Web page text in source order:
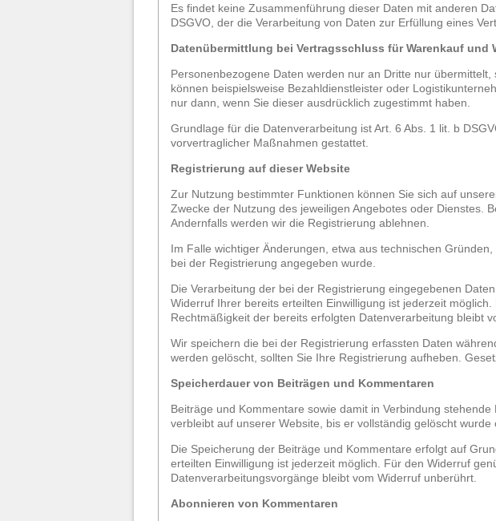
Es findet keine Zusammenführung dieser Daten mit anderen
DSGVO, der die Verarbeitung von Daten zur Erfüllung eines
Datenübermittlung bei Vertragsschluss für Warenkauf und
Personenbezogene Daten werden nur an Dritte nur
können beispielsweise Bezahldienstleister oder
nur dann, wenn Sie dieser ausdrücklich zugestimmt haben.
Grundlage für die Datenverarbeitung ist Art. 6 Abs. 1 lit. b
vorvertraglicher Maßnahmen gestattet.
Registrierung auf dieser Website
Zur Nutzung bestimmter Funktionen können Sie sich auf
Zwecke der Nutzung des jeweiligen Angebotes oder Dienstes.
Andernfalls werden wir die Registrierung ablehnen.
Im Falle wichtiger Änderungen, etwa aus technischen
bei der Registrierung angegeben wurde.
Die Verarbeitung der bei der Registrierung eingegebenen
Widerruf Ihrer bereits erteilten Einwilligung ist jederzeit
Rechtmäßigkeit der bereits erfolgten Datenverarbeitung bleibt
Wir speichern die bei der Registrierung erfassten Daten
werden gelöscht, sollten Sie Ihre Registrierung aufheben.
Speicherdauer von Beiträgen und Kommentaren
Beiträge und Kommentare sowie damit in Verbindung
verbleibt auf unserer Website, bis er vollständig gelöscht
Die Speicherung der Beiträge und Kommentare erfolgt auf
erteilten Einwilligung ist jederzeit möglich. Für den Widerruf
Datenverarbeitungsvorgänge bleibt vom Widerruf unberührt.
Abonnieren von Kommentaren